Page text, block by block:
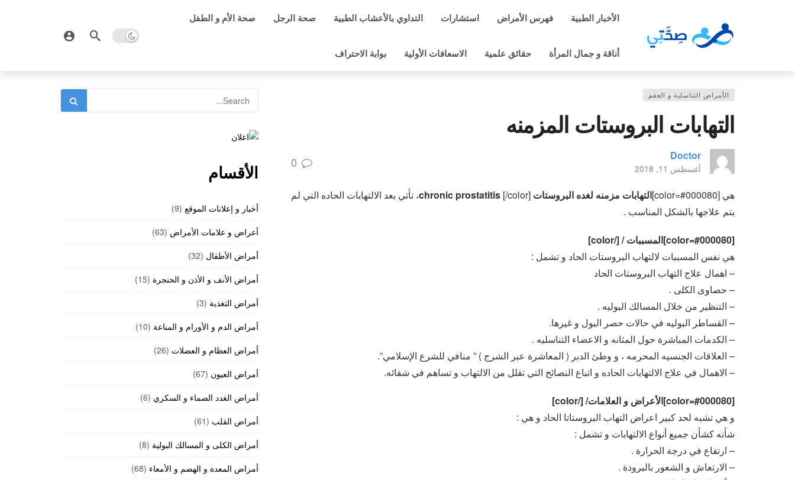
الأخبار الطبية فهرس الأمراض استشارات التداوي بالأعشاب الطبية صحة الرجل صحة الأم و الطفل
أناقة و جمال المرأة حقائق علمية الاسعافات الأولية بوابة الاحتراف
الأمراض التناسلية و العقم
التهابات البروستات المزمنه
Doctor
أغسطس 11, 2018 0
هي [color=#000080] التهابات مزمنه لغده البروستات chronic prostatitis
[/color]، تأتي بعد الالتهابات الحاده التي لم
يتم علاجها بالشكل المناسب .
[color=#000080]المسببات / [/color]
هي نفس المسببات لالتهاب البروستات الحاد و تشمل :
– اهمال علاج التهاب البروستات الحاد
– حصاوى الكلى .
– التنظير من خلال المسالك البوليه .
– القساطر البوليه في حالات حصر البول و غيرها.
– الكدمات المباشرة حول المثانه و الاعضاء التناسليه .
– العلاقات الجنسيه المحرمه ، و وطئ الدبر ( المعاشرة عبر الشرج ) ” منافي للشرع الإسلامي”.
– الاهمال في علاج الالتهابات الحاده و اتباع النصائح التي تقلل من الالتهاب و تساهم في شفائه.
[color=#000080]الأعراض و العلامات/ [/color]
و هي تشبه لحد كبير اعراض التهاب البروستاتا الحاد و هي :
شأنه كشأن جميع أنواع الالتهابات و تشمل :
– ارتفاع في درجة الحرارة .
– الارتعاش و الشعور بالبرودة .
الأقسام
أخبار و إعلانات الموقع (9)
أعراض و علامات الأمراض (63)
أمراض الأطفال (32)
أمراض الأنف و الأذن و الحنجرة (15)
أمراض التغذية (3)
أمراض الدم و الأورام و المناعة (10)
أمراض العظام و العضلات (26)
أمراض العيون (67)
أمراض الغدد الصماء و السكري (6)
أمراض القلب (61)
أمراض الكلى و المسالك البولية (8)
أمراض المعدة و الهضم و الأمعاء (68)